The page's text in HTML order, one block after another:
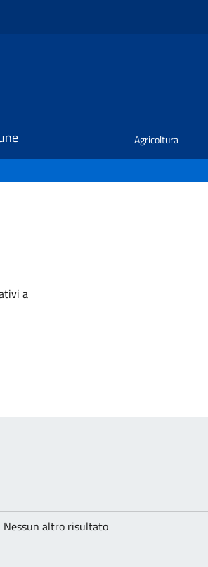
Agricoltura
a
Nessun altro risultato